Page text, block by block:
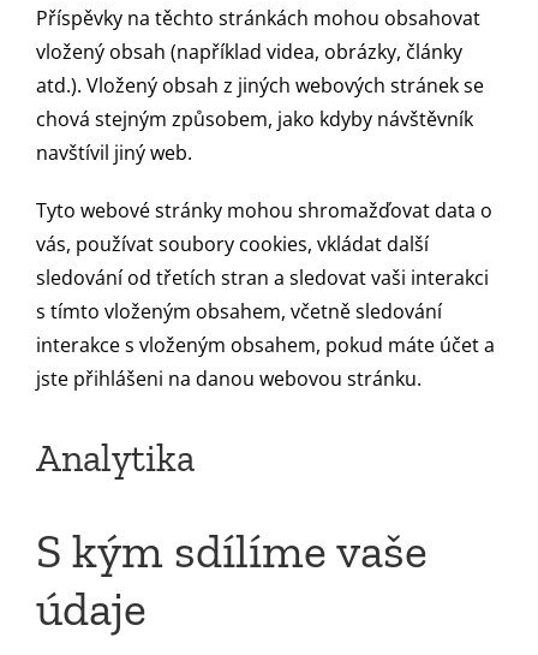
Příspěvky na těchto stránkách mohou obsahovat
vložený obsah (například videa, obrázky, články
atd.). Vložený obsah z jiných webových stránek se
chová stejným způsobem, jako kdyby návštěvník
navštívil jiný web.
Tyto webové stránky mohou shromažďovat data o
vás, používat soubory cookies, vkládat další
sledování od třetích stran a sledovat vaši interakci
s tímto vloženým obsahem, včetně sledování
interakce s vloženým obsahem, pokud máte účet a
jste přihlášeni na danou webovou stránku.
Analytika
S kým sdílíme vaše
údaje